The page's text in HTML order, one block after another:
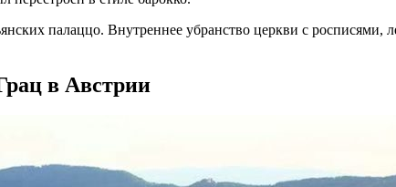
палаццо. Внутреннее убранство церкви с росписями,
в Австрии